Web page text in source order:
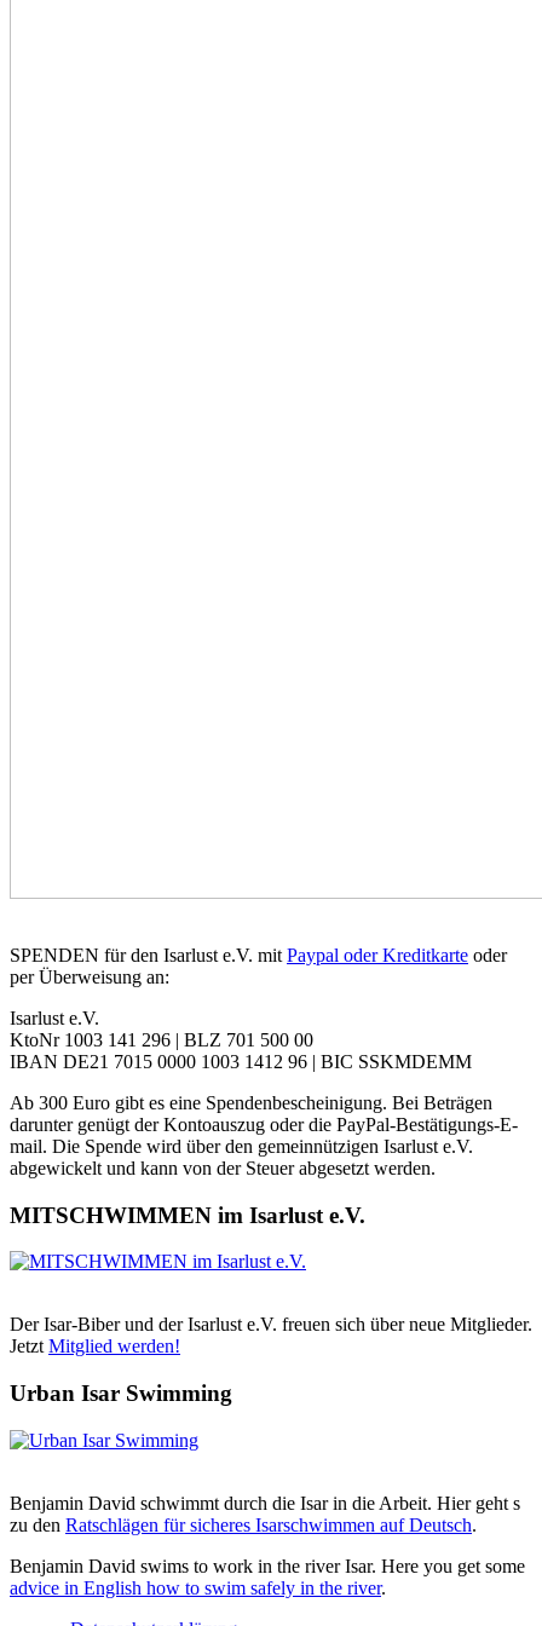
SPENDEN für den Isarlust e.V. mit Paypal oder Kreditkarte oder
per Überweisung an:
Isarlust e.V.
KtoNr 1003 141 296 | BLZ 701 500 00
IBAN DE21 7015 0000 1003 1412 96 | BIC SSKMDEMM
Ab 300 Euro gibt es eine Spendenbescheinigung. Bei Beträgen
darunter genügt der Kontoauszug oder die PayPal-Bestätigungs-E-
mail. Die Spende wird über den gemeinnützigen Isarlust e.V.
abgewickelt und kann von der Steuer abgesetzt werden.
MITSCHWIMMEN im Isarlust e.V.
Der Isar-Biber und der Isarlust e.V. freuen sich über neue Mitglieder.
Jetzt Mitglied werden!
Urban Isar Swimming
Benjamin David schwimmt durch die Isar in die Arbeit. Hier geht s
zu den Ratschlägen für sicheres Isarschwimmen auf Deutsch.
Benjamin David swims to work in the river Isar. Here you get some
advice in English how to swim safely in the river.